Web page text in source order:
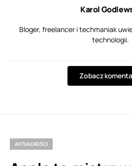
Karol
Bloger, freelancer i techmaniak
technologii.
Zobacz
AKTUALNOŚCI